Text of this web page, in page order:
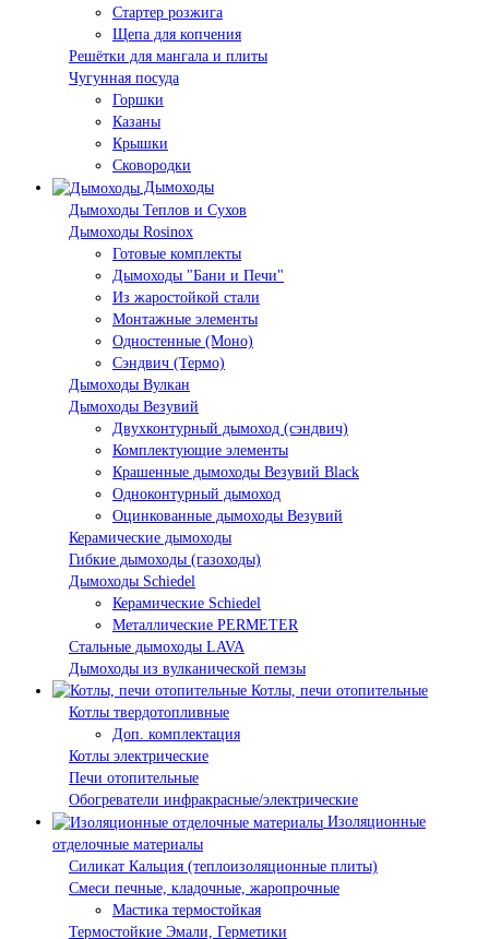
Стартер розжига
Щепа для копчения
Решётки для мангала и плиты
Чугунная посуда
Горшки
Казаны
Крышки
Сковородки
Дымоходы
Дымоходы Теплов и Сухов
Дымоходы Rosinox
Готовые комплекты
Дымоходы "Бани и Печи"
Из жаростойкой стали
Монтажные элементы
Одностенные (Моно)
Сэндвич (Термо)
Дымоходы Вулкан
Дымоходы Везувий
Двухконтурный дымоход (сэндвич)
Комплектующие элементы
Крашенные дымоходы Везувий Black
Одноконтурный дымоход
Оцинкованные дымоходы Везувий
Керамические дымоходы
Гибкие дымоходы (газоходы)
Дымоходы Schiedel
Керамические Schiedel
Металлические PERMETER
Стальные дымоходы LAVA
Дымоходы из вулканической пемзы
Котлы, печи отопительные
Котлы твердотопливные
Доп. комплектация
Котлы электрические
Печи отопительные
Обогреватели инфракрасные/электрические
Изоляционные
отделочные материалы
Силикат Кальция (теплоизоляционные плиты)
Смеси печные, кладочные, жаропрочные
Мастика термостойкая
Термостойкие Эмали, Герметики